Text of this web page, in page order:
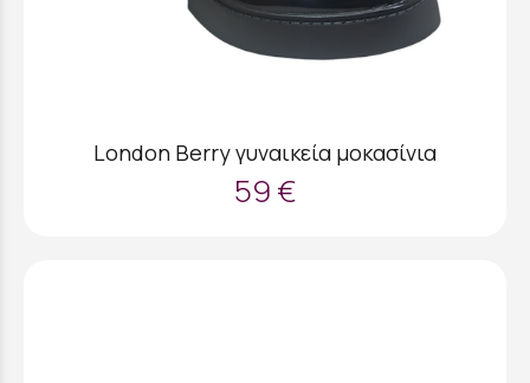
London Berry γυναικεία μοκασίνια
59 €